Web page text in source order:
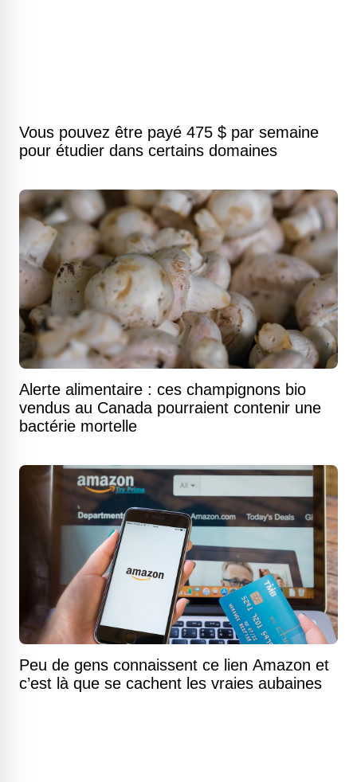
Vous pouvez être payé 475 $ par semaine
pour étudier dans certains domaines
Alerte alimentaire : ces champignons bio
vendus au Canada pourraient contenir une
bactérie mortelle
Peu de gens connaissent ce lien Amazon et
c’est là que se cachent les vraies aubaines